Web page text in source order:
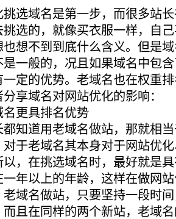
域名是第一步，而很多站长
挑选的，就像买衣服一样，自
想不到到底什么含义。但是
是一般的，况且如果域名中包
一定的优势。老域名也在权重
享域名对网站优化的影响：
更具排名优势
道用老域名做站，那就相当
对于老域名其本身对于网站优
以，在挑选域名时，最好就是
一年以上的年龄，这样在做网
老域名做站，只要坚持一段时
而且在同样的两个新站，老域